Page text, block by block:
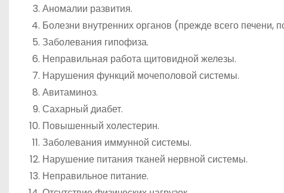
Аномалии развития.
Болезни внутренних органов (прежде всего печени,
Заболевания гипофиза.
Неправильная работа щитовидной железы.
Нарушения функций мочеполовой системы.
Авитаминоз.
Сахарный диабет.
Повышенный холестерин.
Заболевания иммунной системы.
Нарушение питания тканей нервной системы.
Неправильное питание.